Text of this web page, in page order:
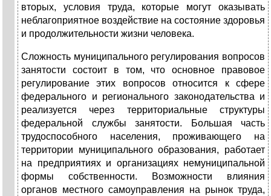
вторых, условия труда, которые могут оказывать
неблагоприятное воздействие на состояние здоровья
и продолжительности жизни человека.
Сложность муниципального регулирования вопросов
занятости состоит в том, что основное правовое
регулирование этих вопросов относится к сфере
федерального и регионального законодательства и
реализуется через территориальные структуры
федеральной службы занятости. Большая часть
трудоспособного населения, проживающего на
территории муниципального образования, работает
на предприятиях и организациях немуниципальной
формы собственности. Возможности влияния
органов местного самоуправления на рынок труда,